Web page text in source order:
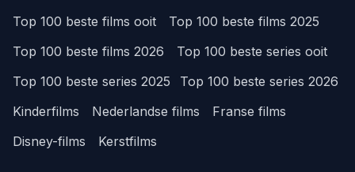
Top 100 beste films ooit
Top 100 beste films 2025
Top 100 beste films 2026
Top 100 beste series ooit
Top 100 beste series 2025
Top 100 beste series 2026
Kinderfilms
Nederlandse films
Franse films
Disney-films
Kerstfilms